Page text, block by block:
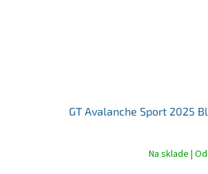
GT Avalanche Sport 2025
Na sklade |